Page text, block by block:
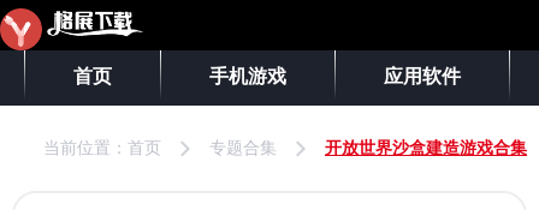
首页 手机游戏 应用软件
当前位置： 首页 专题合集 开放世界沙盒建造游戏合集